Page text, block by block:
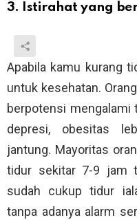
3. Istirahat yang
Apabila kamu kurang
untuk kesehatan.
berpotensi mengalami
depresi, obesitas
jantung. Mayoritas
tidur sekitar 7-9 jam
sudah cukup tidur
tanpa adanya alarm